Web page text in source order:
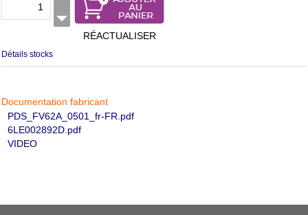
RÉACTUALISER
Détails stocks
Documentation fabricant
PDS_FV62A_0501_fr-FR.pdf
6LE002892D.pdf
VIDEO